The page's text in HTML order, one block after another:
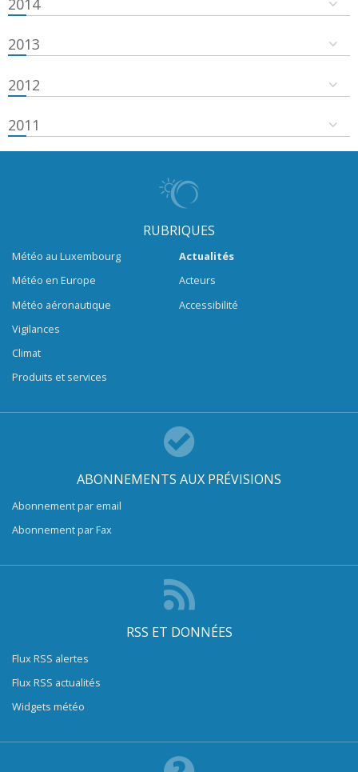
2013
2012
2011
RUBRIQUES
Météo au Luxembourg
Météo en Europe
Météo aéronautique
Vigilances
Climat
Produits et services
Actualités
Acteurs
Accessibilité
ABONNEMENTS AUX PRÉVISIONS
Abonnement par email
Abonnement par Fax
RSS ET DONNÉES
Flux RSS alertes
Flux RSS actualités
Widgets météo